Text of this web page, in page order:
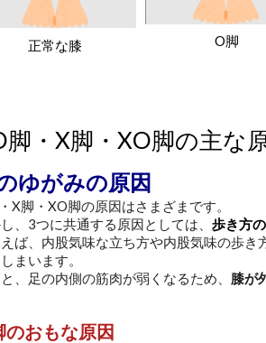
正常な膝 O脚
脚・X脚・XO脚の主な
ゆがみの原因
X脚・XO脚の原因はさまざまです。
、3つに共通する原因としては、 歩き方
ば、内股気味な立ち方や内股気味の歩
まいます。
、足の内側の筋肉が弱くなるため、 膝が
のおもな原因